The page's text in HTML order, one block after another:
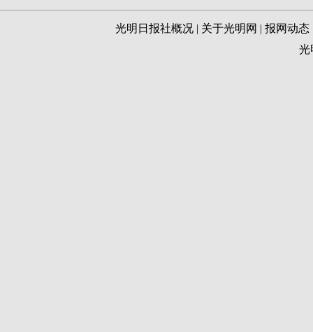
光明日报社概况 | 关于光明网 |报网动态
光